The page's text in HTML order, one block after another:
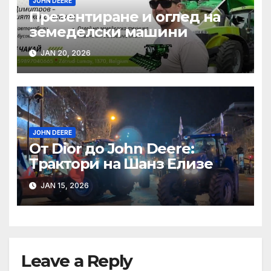
Презентиране и оглед на
земеделски машини
JAN 20, 2026
JOHN DEERE
От Dior до John Deere:
Трактори на Шанз Елизе
JAN 15, 2026
Leave a Reply